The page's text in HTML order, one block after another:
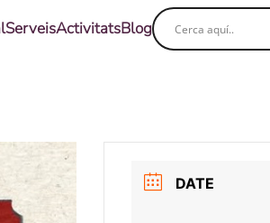
ServeisActivitatsBlog
DATE